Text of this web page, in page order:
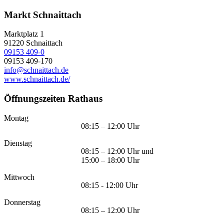
Markt Schnaittach
Marktplatz 1
91220 Schnaittach
09153 409-0
09153 409-170
info@schnaittach.de
www.schnaittach.de/
Öffnungszeiten Rathaus
Montag
08:15 – 12:00 Uhr
Dienstag
08:15 – 12:00 Uhr und
15:00 – 18:00 Uhr
Mittwoch
08:15 - 12:00 Uhr
Donnerstag
08:15 – 12:00 Uhr